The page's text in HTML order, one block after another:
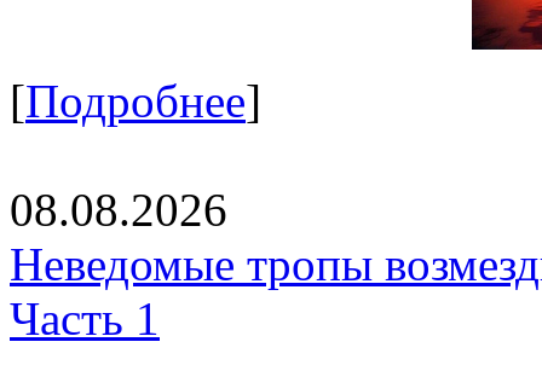
[Подробнее]
08.08.2026
Неведомые тропы
Часть 1